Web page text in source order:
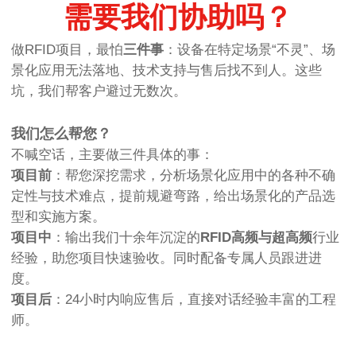
需要我们协助吗？
做RFID项目，最怕三件事 ：设备在特定场景“不灵”、场
景化应用无法落地、技术支持与售后找不到人。这些
坑，我们帮客户避过无数次。
我们怎么帮您？
不喊空话，主要做三件具体的事：
项目前 ：帮您深挖需求，分析场景化应用中的各种不确
定性与技术难点，提前规避弯路，给出场景化的产品选
型和实施方案。
项目中 ：输出我们十余年沉淀的RFID高频与超高频行业
经验，助您项目快速验收。同时配备专属人员跟进进
度。
项目后 ：24小时内响应售后，直接对话经验丰富的工程
师。